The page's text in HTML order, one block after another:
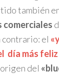
también
contrario: el
día más
del